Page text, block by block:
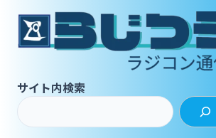
サイト内検索